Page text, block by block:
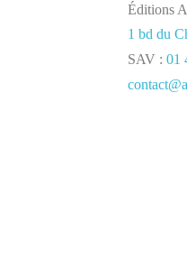
Éditions
1 bd du
SAV :01